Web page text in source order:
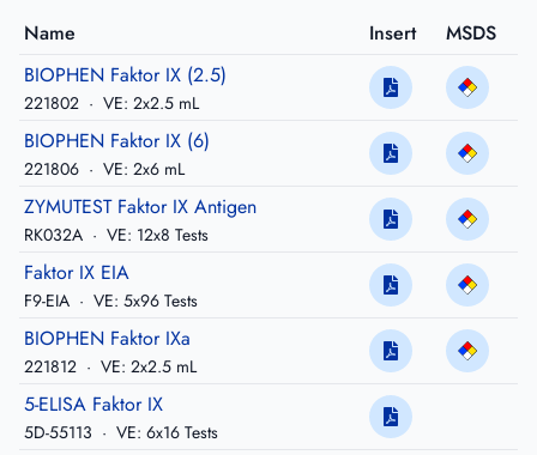
Name Insert
MSDS
BIOPHEN Faktor IX (2.5)
221802 · VE: 2x2.5 mL
BIOPHEN Faktor IX (6)
221806 · VE: 2x6 mL
ZYMUTEST Faktor IX Antigen
RK032A · VE: 12x8 Tests
Faktor IX EIA
F9-EIA · VE: 5x96 Tests
BIOPHEN Faktor IXa
221812 · VE: 2x2.5 mL
5-ELISA Faktor IX
5D-55113 · VE: 6x16 Tests